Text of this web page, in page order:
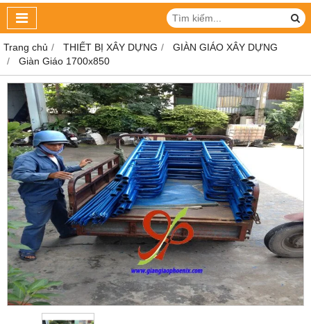
Trang chủ THIẾT BỊ XÂY DỰNG
GIÀN GIÁO XÂY DỰNG
Giàn Giáo 1700x850